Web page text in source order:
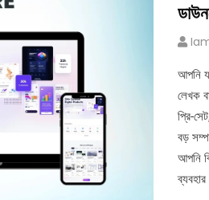
আপনি
লেখক
প্রি-
বড়
আপনি